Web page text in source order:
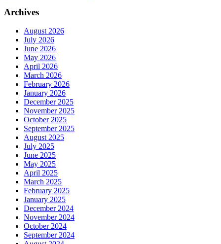
Archives
August 2026
July 2026
June 2026
May 2026
April 2026
March 2026
February 2026
January 2026
December 2025
November 2025
October 2025
September 2025
August 2025
July 2025
June 2025
May 2025
April 2025
March 2025
February 2025
January 2025
December 2024
November 2024
October 2024
September 2024